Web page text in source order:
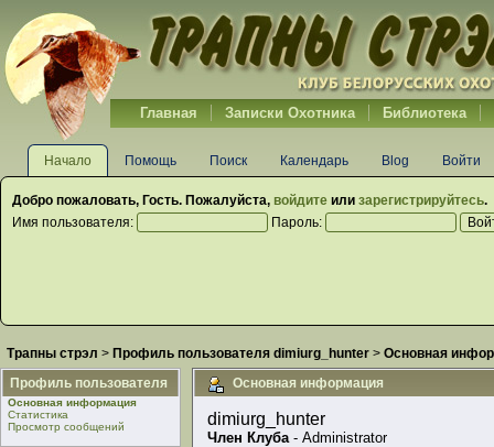
Главная Записки Охотника Библиотека
Начало Помощь Поиск Календарь Blog Войти
Добро пожаловать, Гость. Пожалуйста, войдите или зарегистрируйтесь.
Имя пользователя:
Пароль:
Трапны стрэл > Профиль пользователя dimiurg_hunter > Основная
Профиль пользователя
Основная информация
Статистика
Просмотр сообщений
Основная информация
dimiurg_hunter
Член Клуба - Administrator